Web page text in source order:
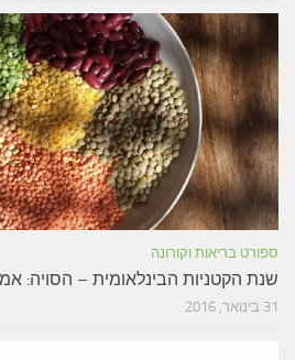
ספורט בריאות וקורונה
שנת הקטניות הבינלאומית – הסויה:
31 בינואר, 2016